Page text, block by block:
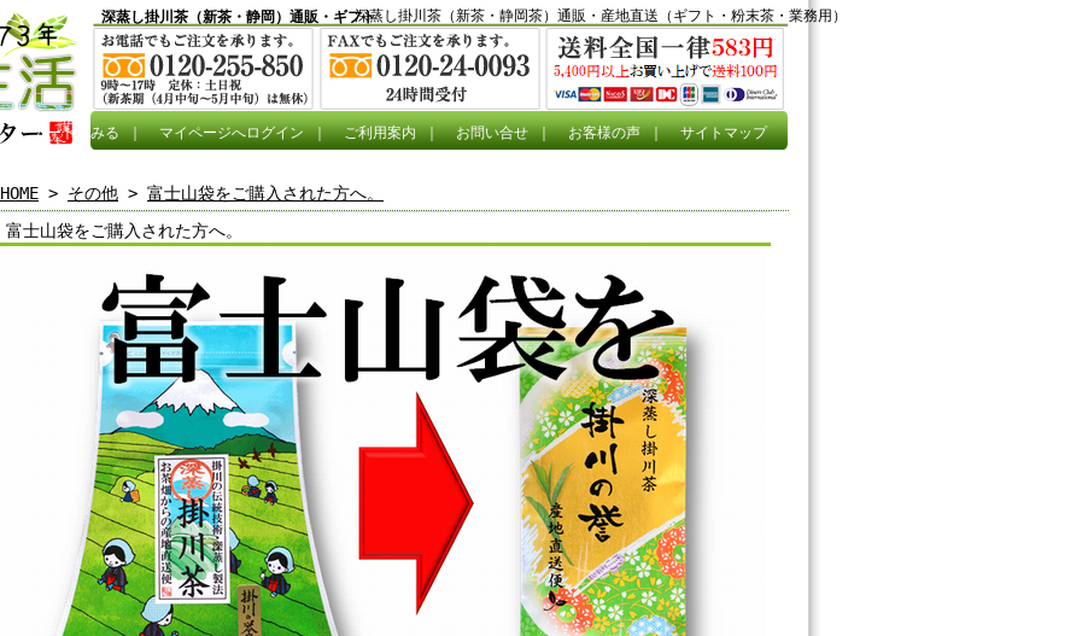
深蒸し掛川茶（新茶・静岡）通販・ギフト深蒸し掛川茶（新茶・静岡茶）通販・産地直送（ギフト・粉末茶・業務用）
カートをみる｜ マイページへログイン｜ ご利用案内｜ お問い合せ｜ お客様の声｜ サイトマップ
HOME > その他 > 富士山袋をご購入された方へ。
富士山袋をご購入された方へ。